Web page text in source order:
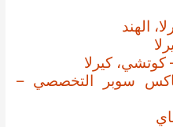
الهند
كيرلا
سوبر التخصصي –